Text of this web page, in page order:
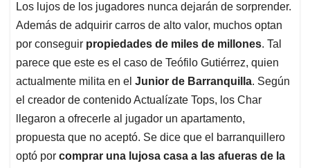
Los lujos de los jugadores nunca dejarán de sorprender.
Además de adquirir carros de alto valor, muchos optan
por conseguir propiedades de miles de millones. Tal
parece que este es el caso de Teófilo Gutiérrez, quien
actualmente milita en el Junior de Barranquilla. Según
el creador de contenido Actualízate Tops, los Char
llegaron a ofrecerle al jugador un apartamento,
propuesta que no aceptó. Se dice que el barranquillero
optó por comprar una lujosa casa a las afueras de la